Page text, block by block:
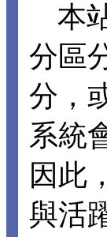
本
分區
分，
系統
因此
與活